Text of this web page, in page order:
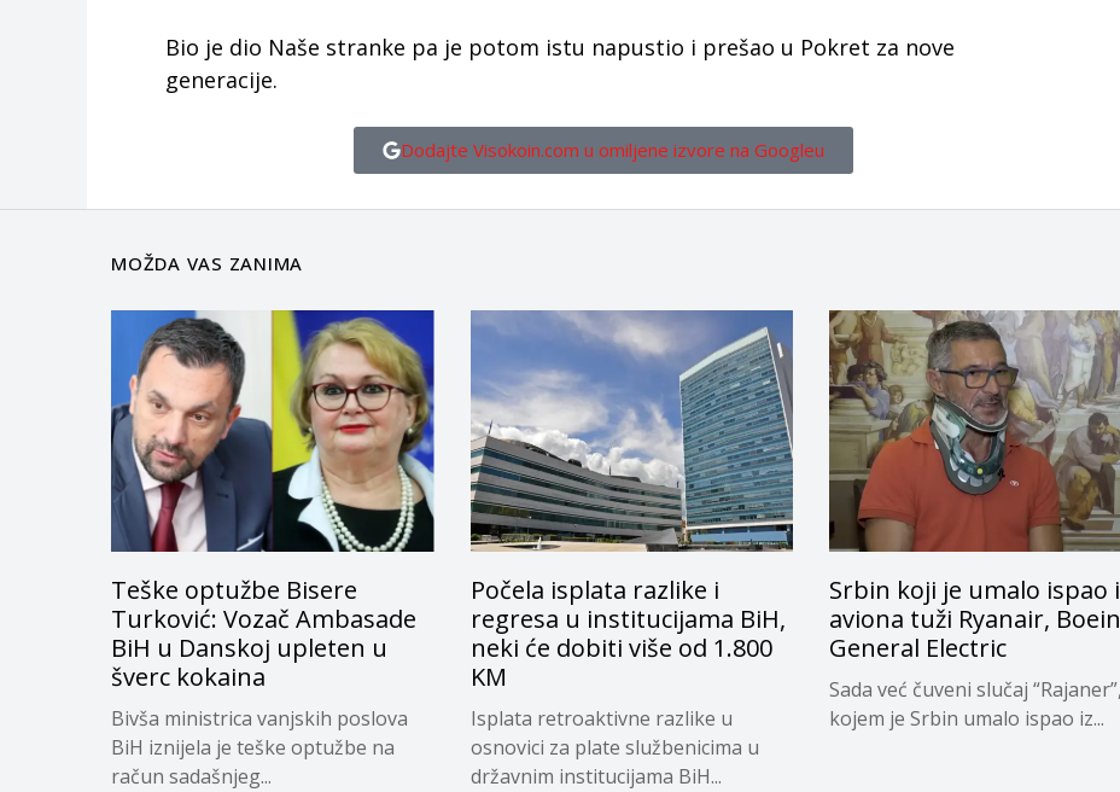
Bio je dio Naše stranke pa je potom istu napustio i prešao u Pokret za nove
generacije.
Dodajte Visokoin.com u omiljene izvore na Googleu
MOŽDA VAS ZANIMA
Teške optužbe Bisere
Turković: Vozač Ambasade
BiH u Danskoj upleten u
šverc kokaina
Bivša ministrica vanjskih poslova
BiH iznijela je teške optužbe na
račun sadašnjeg...
Počela isplata razlike i
regresa u institucijama BiH,
neki će dobiti više od 1.800
KM
Isplata retroaktivne razlike u
osnovici za plate službenicima u
državnim institucijama BiH...
Srbin koji je umalo ispao
aviona tuži Ryanair,
General Electric
Sada već čuveni slučaj
kojem je Srbin umalo ispao iz...